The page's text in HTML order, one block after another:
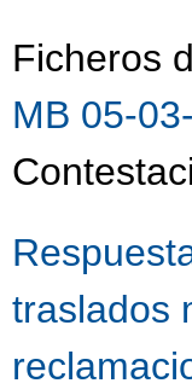
Ficheros
MB 05-
traslados